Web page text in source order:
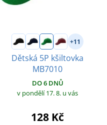
+11
Dětská 5P kšiltovka
MB7010
DO 6 DNŮ
v pondělí 17. 8. u vás
128 Kč